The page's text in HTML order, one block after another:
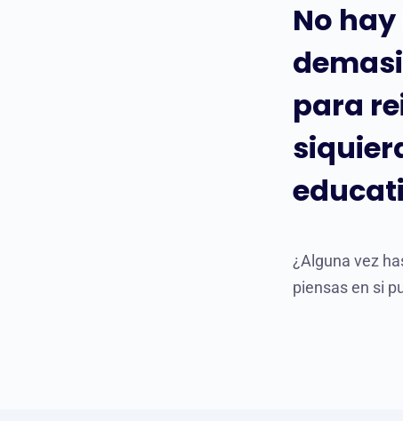
No
para
¿Alguna vez
piensas en si